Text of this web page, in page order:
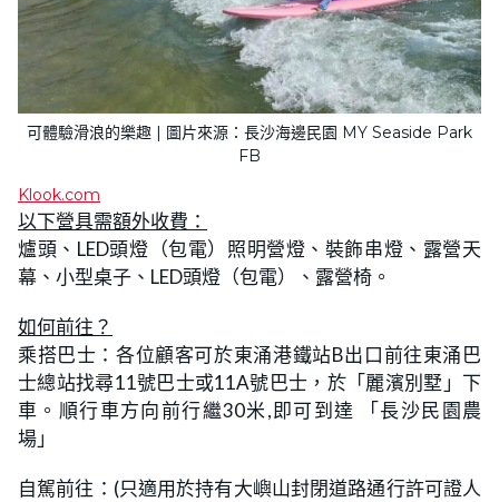
可體驗滑浪的樂趣 | 圖片來源：長沙海邊民園 MY Seaside Park
FB
Klook.com
以下營具需額外收費：
爐頭、LED頭燈（包電）照明營燈、裝飾串燈、露營天
幕、小型桌子、LED頭燈（包電）、露營椅。
如何前往？
乘搭巴士：各位顧客可於東涌港鐵站B出口前往東涌巴
士總站找尋11號巴士或11A號巴士，於「麗濱別墅」下
車。順行車方向前行繼30米,即可到達 「長沙⺠園農
場」
自駕前往：(只適用於持有大嶼山封閉道路通行許可證人